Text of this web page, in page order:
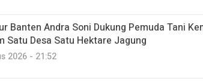
Banten Andra Soni Dukung Pemuda Tani
Satu Desa Satu Hektare Jagung
2026 - 21:52